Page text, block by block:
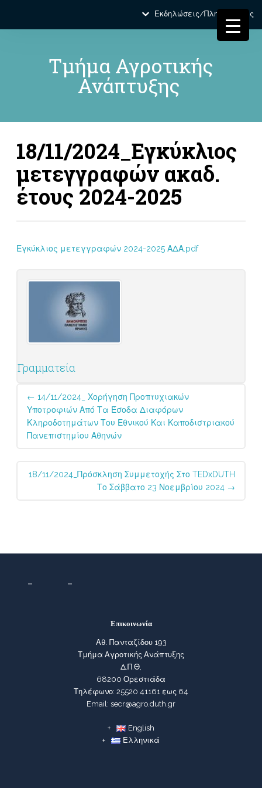
Εκδηλώσεις/Πληροφορίες
Τμήμα Αγροτικής
Ανάπτυξης
18/11/2024_Εγκύκλιος
μετεγγραφών ακαδ.
έτους 2024-2025
Εγκύκλιος μετεγγραφών 2024-2025 ΑΔΑ.pdf
Γραμματεία
Post
navigation
← 14/11/2024_ Χορήγηση Προπτυχιακών
Υποτροφιών Από Τα Έσοδα Διαφόρων
Κληροδοτημάτων Του Εθνικού Και Καποδιστριακού
Πανεπιστημίου Αθηνών
18/11/2024_Πρόσκληση Συμμετοχής Στο TEDxDUTH
Το Σάββατο 23 Νοεμβρίου 2024 →
Επικοινωνία
Αθ. Πανταζίδου 193
Τμήμα Αγροτικής Ανάπτυξης
Δ.Π.Θ,
68200 Ορεστιάδα
Τηλέφωνο: 25520 41161 εως 64
Email: secr@agro.duth.gr
English
Ελληνικά